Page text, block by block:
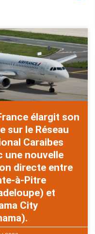
élargit son
sur le Réseau
Caraibes
une nouvelle
directe entre
à-Pitre
et
City